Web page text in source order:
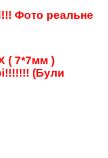
Фото реальне
( 7*7мм )
(Були